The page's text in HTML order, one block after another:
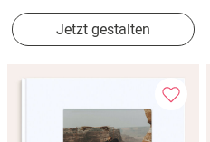
Jetzt gestalten